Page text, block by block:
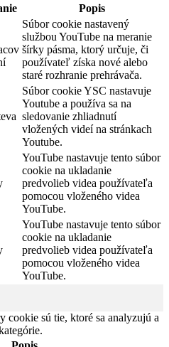
Popis
Súbor cookie nastavený
službou YouTube na meranie
šírky pásma, ktorý určuje, či
používateľ získa nové alebo
staré rozhranie prehrávača.
Súbor cookie YSC nastavuje
Youtube a používa sa na
sledovanie zhliadnutí
vložených videí na stránkach
Youtube.
YouTube nastavuje tento súbor
cookie na ukladanie
predvolieb videa používateľa
pomocou vloženého videa
YouTube.
YouTube nastavuje tento súbor
cookie na ukladanie
predvolieb videa používateľa
pomocou vloženého videa
YouTube.
cookie sú tie, ktoré sa analyzujú a